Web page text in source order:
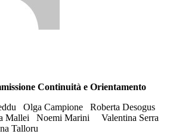
Continuità e Orientamento
Olga Campione Roberta Desogus
Mallei Noemi Marini Valentina Serra
Talloru